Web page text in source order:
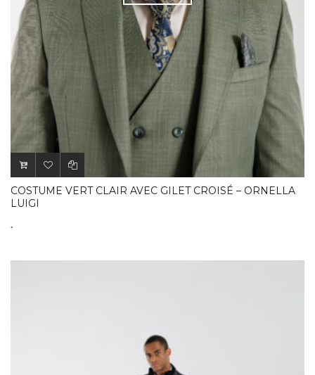
COSTUME VERT CLAIR AVEC GILET CROISÉ – ORNELLA
LUIGI
.